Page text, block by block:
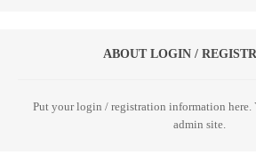
ABOUT LOGIN /
Put your login / registration information here.
admin site.